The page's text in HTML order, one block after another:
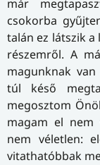
már
csokorba
talán ez látszik a
részemről. A
magunknak
túl késő
megosztom
magam el nem
nem véletlen:
vitathatóbbak